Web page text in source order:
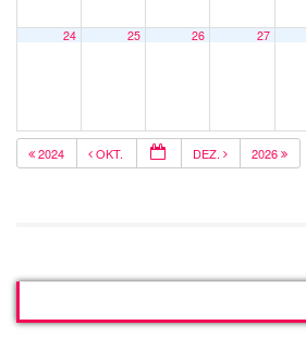
24 25 26 27
2024 OKT. DEZ. 2026